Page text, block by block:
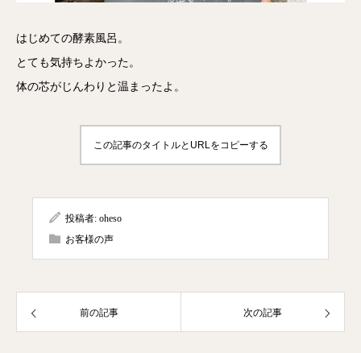
はじめての酵素風呂。
とても気持ちよかった。
体の芯がじんわりと温まったよ。
この記事のタイトルとURLをコピーする
投稿者: oheso
お客様の声
前の記事 次の記事